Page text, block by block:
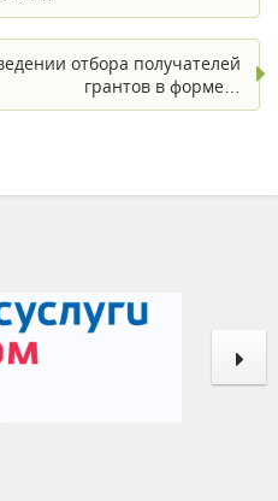
отбора получателей
грантов в форме…